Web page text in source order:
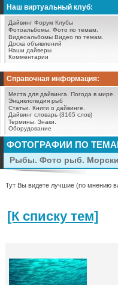
Наш виртуальный клуб:
Дайвинг Форум Клубы
Фотоальбомы. Фото по темам.
Видеоальбомы Видео по темам.
Доска объявлений
Наши дайверы
Комментарии
Справочная информация:
Места для дайвинга.
Погода в мире.
Энциклопедия рыб
Статьи.
Книги о дайвинге.
Дайвинг словарь (3165 слов)
Термины. Знаки.
Оборудование
ФОТОГРАФИИ ПО
Рыбы. Фото рыб.
Тут Вы видете лучшие (по мнению
[К списку тем]